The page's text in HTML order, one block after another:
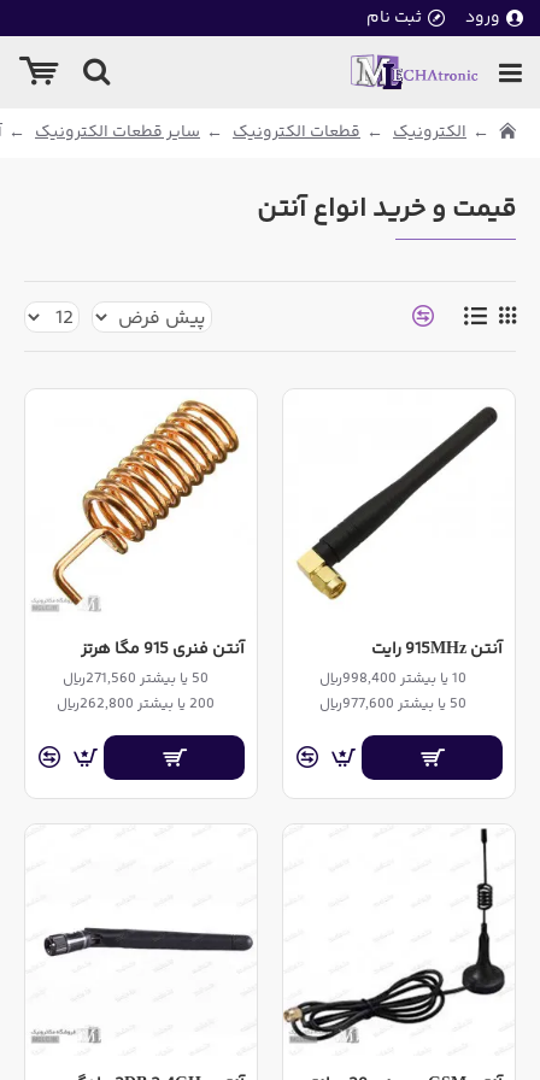
ورود ثبت نام
الکترونیک قطعات الکترونیک سایر قطعات الکترونیک
قیمت و خرید انواع آنتن
آنتن 915MHz رایت
10 یا بیشتر 998,400ریال
50 یا بیشتر 977,600ریال
آنتن فنری 915 مگا هرتز
50 یا بیشتر 271,560ریال
200 یا بیشتر 262,800ریال